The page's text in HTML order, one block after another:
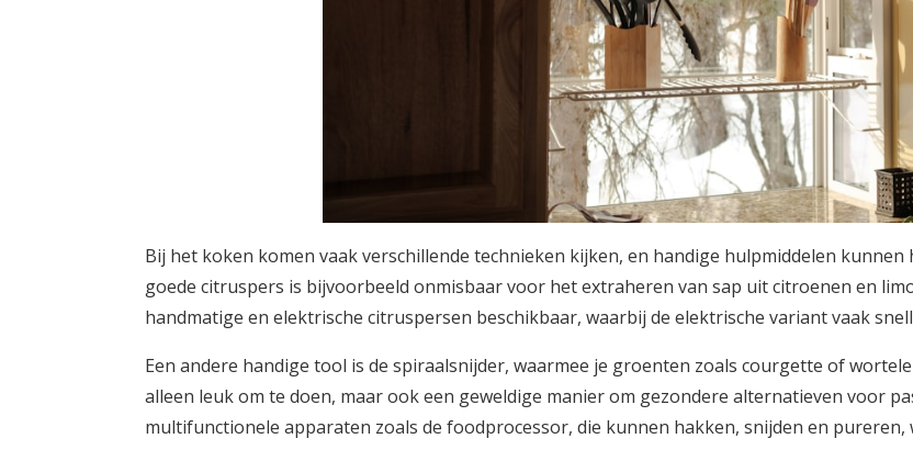
Bij het koken komen vaak verschillende technieken kijken, en handige hulpmiddelen
goede citruspers is bijvoorbeeld onmisbaar voor het extraheren van sap uit citroenen en
handmatige en elektrische citruspersen beschikbaar, waarbij de elektrische variant vaak
Een andere handige tool is de spiraalsnijder, waarmee je groenten zoals courgette of
alleen leuk om te doen, maar ook een geweldige manier om gezondere alternatieven voor
multifunctionele apparaten zoals de foodprocessor, die kunnen hakken, snijden en